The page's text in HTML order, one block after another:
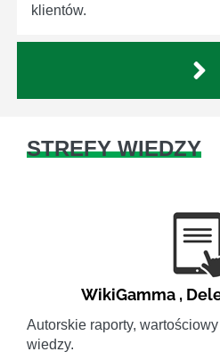
klientów.
STREFY WIEDZY
WikiGamma ,
Autorskie raporty,
wiedzy.